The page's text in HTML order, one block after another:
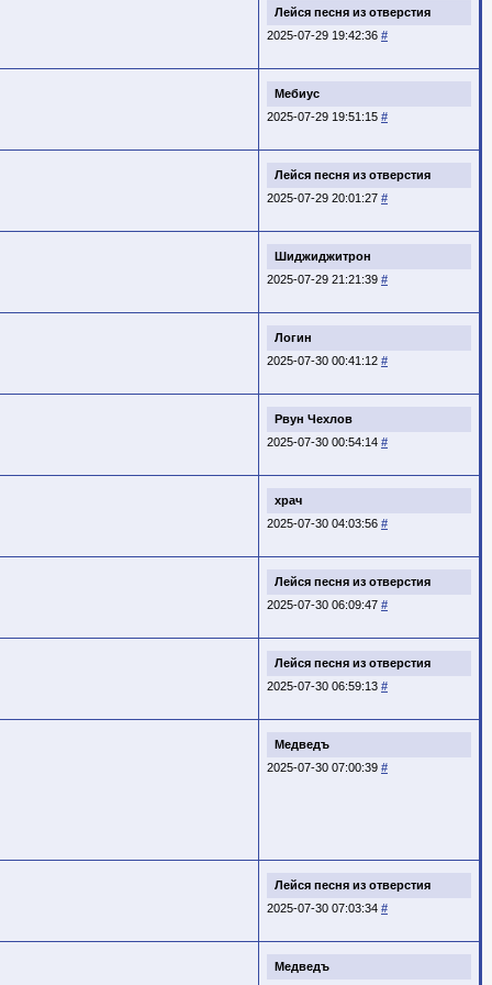
Лейся песня из отверстия
2025-07-29 19:42:36 #
Мебиус
2025-07-29 19:51:15 #
Лейся песня из отверстия
2025-07-29 20:01:27 #
Шиджиджитрон
2025-07-29 21:21:39 #
Логин
2025-07-30 00:41:12 #
Рвун Чехлов
2025-07-30 00:54:14 #
храч
2025-07-30 04:03:56 #
Лейся песня из отверстия
2025-07-30 06:09:47 #
Лейся песня из отверстия
2025-07-30 06:59:13 #
Медведъ
2025-07-30 07:00:39 #
Лейся песня из отверстия
2025-07-30 07:03:34 #
Медведъ